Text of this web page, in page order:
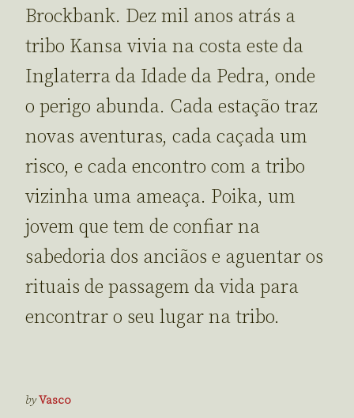
Brockbank. Dez mil anos atrás a
tribo Kansa vivia na costa este da
Inglaterra da Idade da Pedra, onde
o perigo abunda. Cada estação traz
novas aventuras, cada caçada um
risco, e cada encontro com a tribo
vizinha uma ameaça. Poika, um
jovem que tem de confiar na
sabedoria dos anciãos e aguentar os
rituais de passagem da vida para
encontrar o seu lugar na tribo.
byVasco